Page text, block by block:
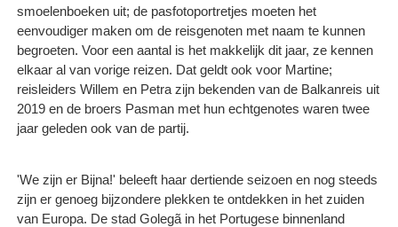
smoelenboeken uit; de pasfotoportretjes moeten het
eenvoudiger maken om de reisgenoten met naam te kunnen
begroeten. Voor een aantal is het makkelijk dit jaar, ze kennen
elkaar al van vorige reizen. Dat geldt ook voor Martine;
reisleiders Willem en Petra zijn bekenden van de Balkanreis uit
2019 en de broers Pasman met hun echtgenotes waren twee
jaar geleden ook van de partij.
'We zijn er Bijna!' beleeft haar dertiende seizoen en nog steeds
zijn er genoeg bijzondere plekken te ontdekken in het zuiden
van Europa. De stad Golegã in het Portugese binnenland